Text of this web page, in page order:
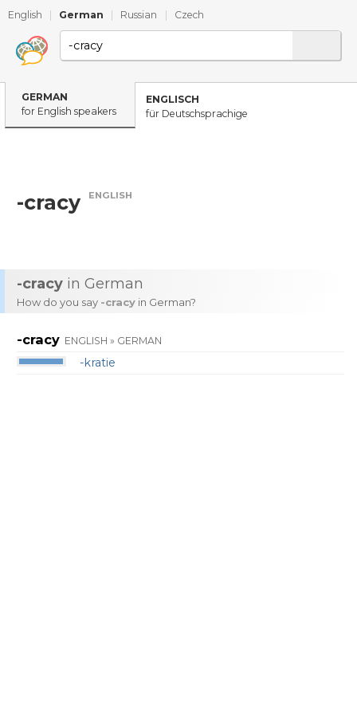
English German Russian Czech
GERMAN
for English speakers
ENGLISCH
für Deutschsprachige
-cracy ENGLISH
-cracy in German
How do you say -cracy in German?
-cracy ENGLISH » GERMAN
-kratie